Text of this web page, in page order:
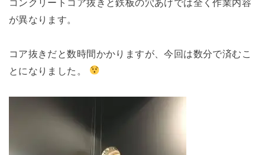
コンクリートコア抜きと鉄板の穴あけでは全く作業内容
が異なります。
コア抜きだと数時間かかりますが、今回は数分で済むこ
とになりました。